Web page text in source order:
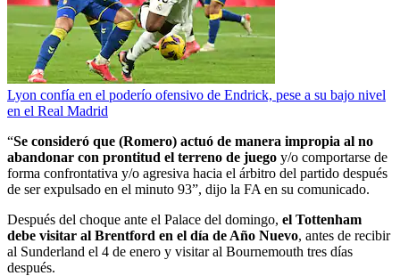
Lyon confía en el poderío ofensivo de Endrick, pese a su bajo nivel
en el Real Madrid
“Se consideró que (Romero) actuó de manera impropia al no
abandonar con prontitud el terreno de juego y/o comportarse de
forma confrontativa y/o agresiva hacia el árbitro del partido después
de ser expulsado en el minuto 93”, dijo la FA en su comunicado.
Después del choque ante el Palace del domingo, el Tottenham
debe visitar al Brentford en el día de Año Nuevo, antes de recibir
al Sunderland el 4 de enero y visitar al Bournemouth tres días
después.